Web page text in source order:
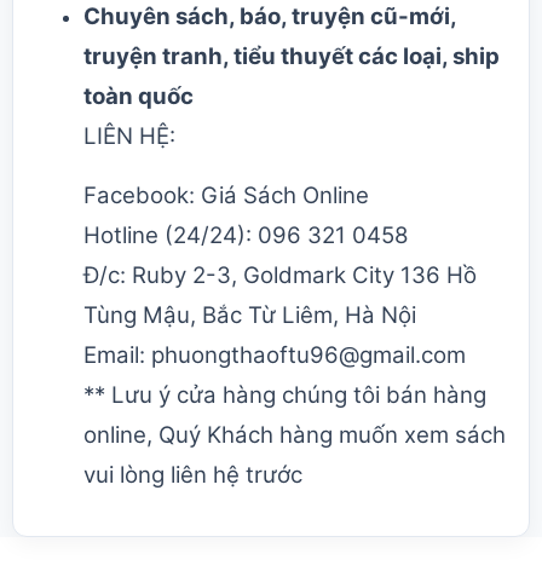
Chuyên sách, báo, truyện cũ-mới,
truyện tranh, tiểu thuyết các loại, ship
toàn quốc
LIÊN HỆ:
Facebook: Giá Sách Online
Hotline (24/24): 096 321 0458
Đ/c: Ruby 2-3, Goldmark City 136 Hồ
Tùng Mậu, Bắc Từ Liêm, Hà Nội
Email: phuongthaoftu96@gmail.com
** Lưu ý cửa hàng chúng tôi bán hàng
online, Quý Khách hàng muốn xem sách
vui lòng liên hệ trước